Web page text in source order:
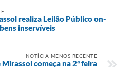
realiza Leilão Público on-
inservíveis
NOTÍCIA MENOS RECENTE
começa na 2ª feira